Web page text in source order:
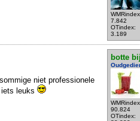
7.842
OTindex:
3.189
botte
90.824
OTindex:
niet professionele
leuks